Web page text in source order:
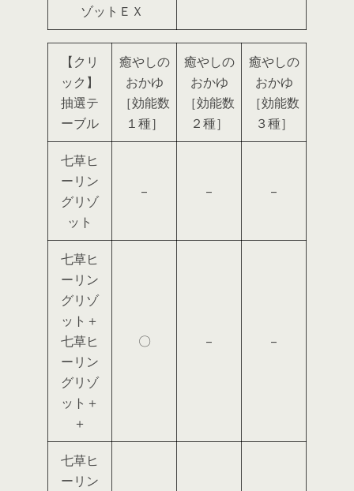
ゾットＥＸ
【クリ
ック】
抽選テ
ーブル
癒やしの
おかゆ
［効能数
１種］
癒やしの
おかゆ
［効能数
２種］
癒やしの
おかゆ
［効能数
３種］
七草ヒ
ーリン
グリゾ
ット
– – –
七草ヒ
ーリン
グリゾ
ット＋
七草ヒ
ーリン
グリゾ
ット＋
＋
〇 – –
七草ヒ
ーリン